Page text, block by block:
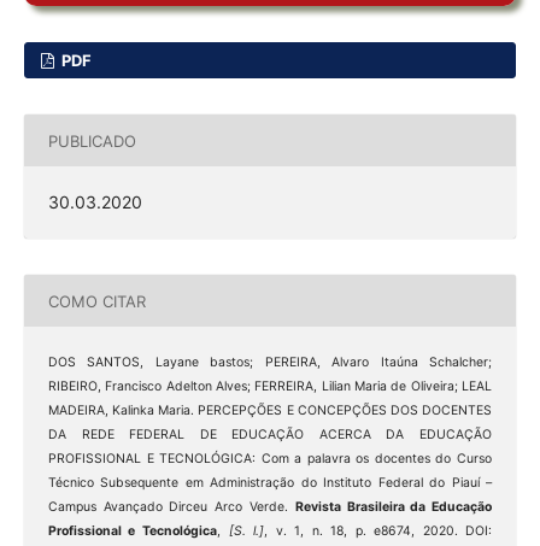
PDF
PUBLICADO
30.03.2020
COMO CITAR
DOS SANTOS, Layane bastos; PEREIRA, Alvaro Itaúna Schalcher;
RIBEIRO, Francisco Adelton Alves; FERREIRA, Lilian Maria de Oliveira; LEAL
MADEIRA, Kalinka Maria. PERCEPÇÕES E CONCEPÇÕES DOS DOCENTES
DA REDE FEDERAL DE EDUCAÇÃO ACERCA DA EDUCAÇÃO
PROFISSIONAL E TECNOLÓGICA: Com a palavra os docentes do Curso
Técnico Subsequente em Administração do Instituto Federal do Piauí –
Campus Avançado Dirceu Arco Verde. Revista Brasileira da Educação
Profissional e Tecnológica, [S. l.], v. 1, n. 18, p. e8674, 2020. DOI: